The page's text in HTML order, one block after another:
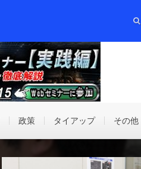
政策 タイアップ その他